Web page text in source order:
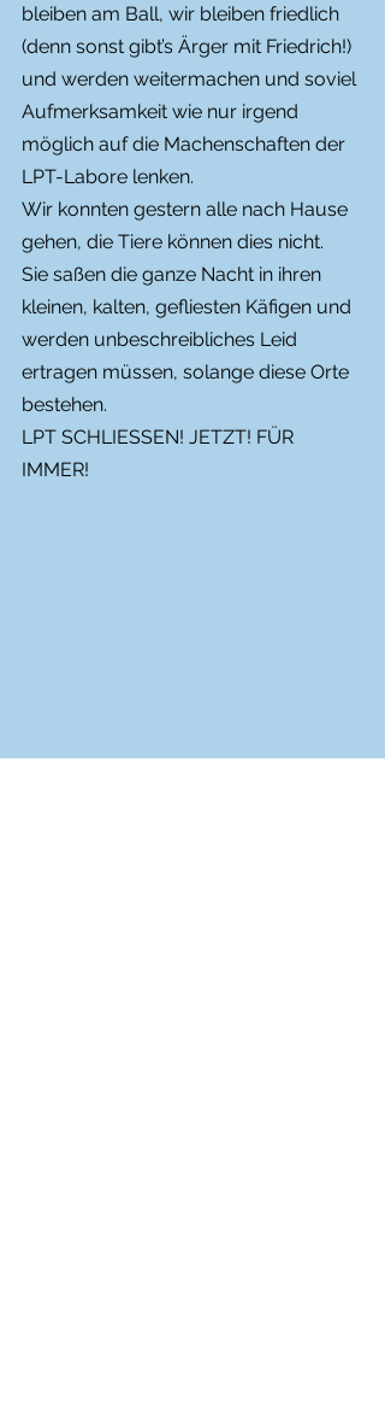
bleiben am Ball, wir bleiben friedlich
(denn sonst gibt’s Ärger mit Friedrich!)
und werden weitermachen und soviel
Aufmerksamkeit wie nur irgend
möglich auf die Machenschaften der
LPT-Labore lenken.
Wir konnten gestern alle nach Hause
gehen, die Tiere können dies nicht.
Sie saßen die ganze Nacht in ihren
kleinen, kalten, gefliesten Käfigen und
werden unbeschreibliches Leid
ertragen müssen, solange diese Orte
bestehen.
LPT SCHLIESSEN! JETZT! FÜR
IMMER!